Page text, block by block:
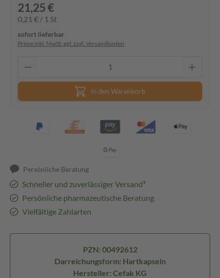
21,25 €
0,21 € / 1 St
sofort lieferbar
Preise inkl. MwSt. ggf. zzgl. Versandkosten
In den Warenkorb
Persönliche Beratung
Schneller und zuverlässiger Versand³
Persönliche pharmazeutische Beratung
Vielfältige Zahlarten
PZN: 00492612
Darreichungsform: Hartkapseln
Hersteller: Cefak KG